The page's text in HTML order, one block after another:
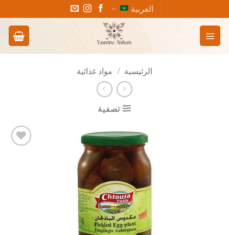
للمحتوى
العربية
الرئيسية / مواد غذائية
تصفية